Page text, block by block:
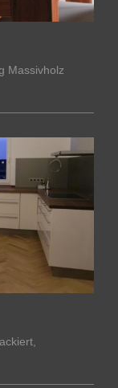
Massivholz